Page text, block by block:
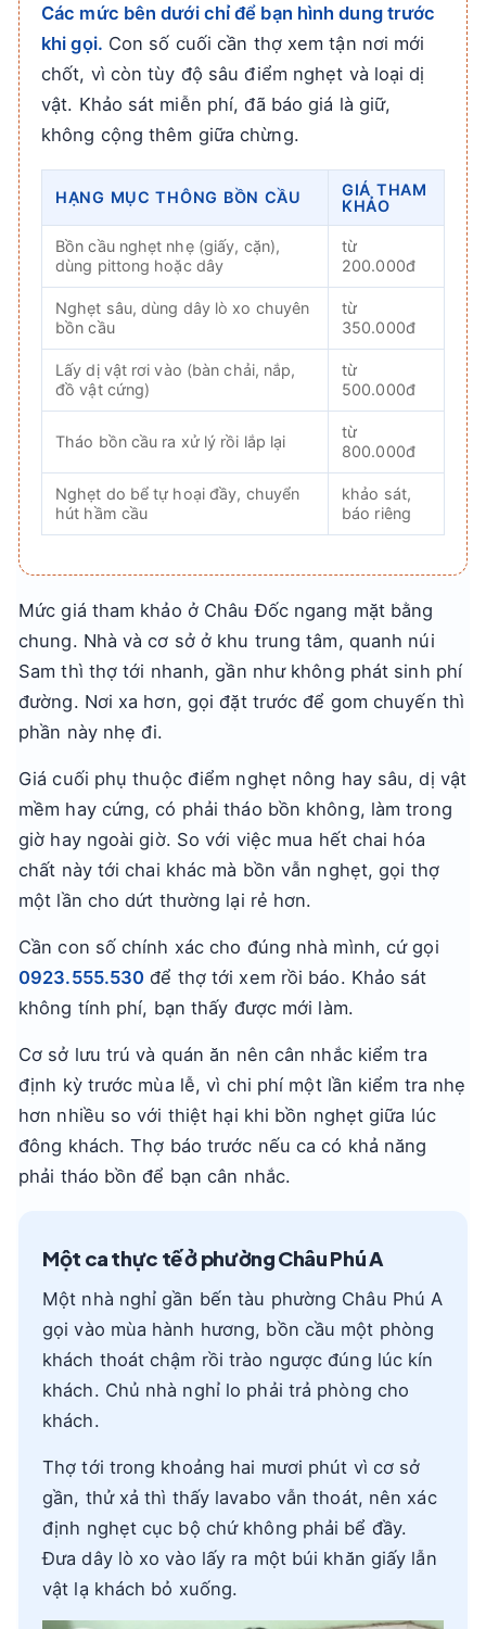
Các mức bên dưới chỉ để bạn hình dung trước
khi gọi. Con số cuối cần thợ xem tận nơi mới
chốt, vì còn tùy độ sâu điểm nghẹt và loại dị
vật. Khảo sát miễn phí, đã báo giá là giữ,
không cộng thêm giữa chừng.
HẠNG MỤC THÔNG BỒN CẦU
GIÁ THAM
KHẢO
Bồn cầu nghẹt nhẹ (giấy, cặn),
dùng pittong hoặc dây
từ
200.000đ
Nghẹt sâu, dùng dây lò xo chuyên
bồn cầu
từ
350.000đ
Lấy dị vật rơi vào (bàn chải, nắp,
đồ vật cứng)
từ
500.000đ
Tháo bồn cầu ra xử lý rồi lắp lại
từ
800.000đ
Nghẹt do bể tự hoại đầy, chuyển
hút hầm cầu
khảo sát,
báo riêng
Mức giá tham khảo ở Châu Đốc ngang mặt bằng
chung. Nhà và cơ sở ở khu trung tâm, quanh núi
Sam thì thợ tới nhanh, gần như không phát sinh phí
đường. Nơi xa hơn, gọi đặt trước để gom chuyến thì
phần này nhẹ đi.
Giá cuối phụ thuộc điểm nghẹt nông hay sâu, dị vật
mềm hay cứng, có phải tháo bồn không, làm trong
giờ hay ngoài giờ. So với việc mua hết chai hóa
chất này tới chai khác mà bồn vẫn nghẹt, gọi thợ
một lần cho dứt thường lại rẻ hơn.
Cần con số chính xác cho đúng nhà mình, cứ gọi
0923.555.530 để thợ tới xem rồi báo. Khảo sát
không tính phí, bạn thấy được mới làm.
Cơ sở lưu trú và quán ăn nên cân nhắc kiểm tra
định kỳ trước mùa lễ, vì chi phí một lần kiểm tra nhẹ
hơn nhiều so với thiệt hại khi bồn nghẹt giữa lúc
đông khách. Thợ báo trước nếu ca có khả năng
phải tháo bồn để bạn cân nhắc.
Một ca thực tế ở phường Châu Phú A
Một nhà nghỉ gần bến tàu phường Châu Phú A
gọi vào mùa hành hương, bồn cầu một phòng
khách thoát chậm rồi trào ngược đúng lúc kín
khách. Chủ nhà nghỉ lo phải trả phòng cho
khách.
Thợ tới trong khoảng hai mươi phút vì cơ sở
gần, thử xả thì thấy lavabo vẫn thoát, nên xác
định nghẹt cục bộ chứ không phải bể đầy.
Đưa dây lò xo vào lấy ra một búi khăn giấy lẫn
vật lạ khách bỏ xuống.